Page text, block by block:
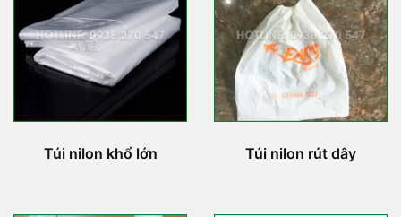
Túi nilon khổ lớn Túi nilon rút dây